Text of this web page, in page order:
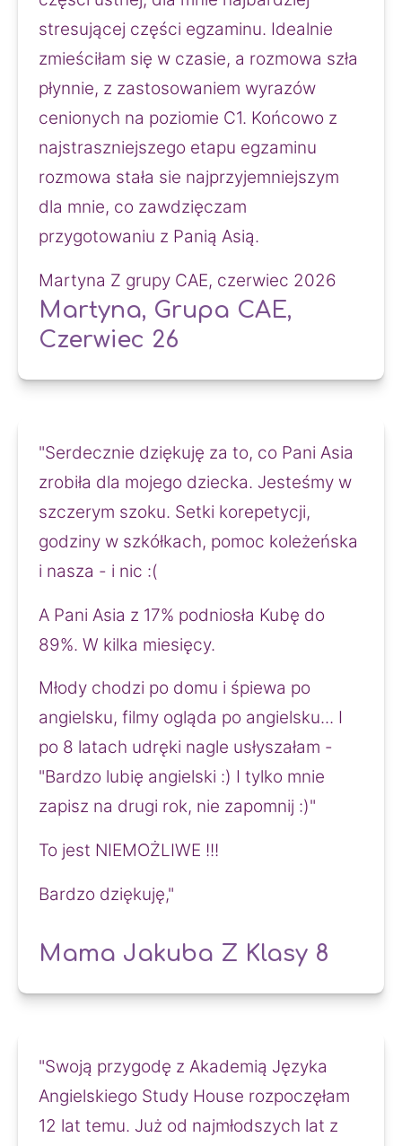
Martyna, Grupa CAE,
Czerwiec 26
stresującej części egzaminu. Idealnie
zmieściłam się w czasie, a rozmowa szła
płynnie, z zastosowaniem wyrazów
cenionych na poziomie C1. Końcowo z
najstraszniejszego etapu egzaminu
rozmowa stała sie najprzyjemniejszym
dla mnie, co zawdzięczam
przygotowaniu z Panią Asią.
Martyna Z grupy CAE, czerwiec 2026
Mama Jakuba Z Klasy 8
"Serdecznie dziękuję za to, co Pani Asia
zrobiła dla mojego dziecka. Jesteśmy w
szczerym szoku. Setki korepetycji,
godziny w szkółkach, pomoc koleżeńska
i nasza - i nic :(
A Pani Asia z 17% podniosła Kubę do
89%. W kilka miesięcy.
Młody chodzi po domu i śpiewa po
angielsku, filmy ogląda po angielsku... I
po 8 latach udręki nagle usłyszałam -
"Bardzo lubię angielski :) I tylko mnie
zapisz na drugi rok, nie zapomnij :)"
To jest NIEMOŻLIWE !!!
Bardzo dziękuję,"
"Swoją przygodę z Akademią Języka
Angielskiego Study House rozpoczęłam
12 lat temu. Już od najmłodszych lat z